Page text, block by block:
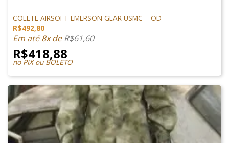
COLETE AIRSOFT EMERSON GEAR USMC – OD
R$492,80
Em até 8x deR$61,60
R$418,88
no PIX ou BOLETO